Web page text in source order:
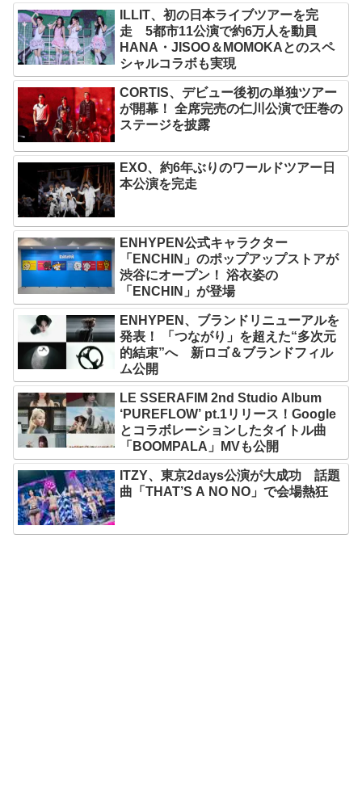
ILLIT、初の日本ライブツアーを完
走 5都市11公演で約6万人を動員
HANA・JISOO＆MOMOKAとのスペ
シャルコラボも実現
CORTIS、デビュー後初の単独ツアー
が開幕！ 全席完売の仁川公演で圧巻の
ステージを披露
EXO、約6年ぶりのワールドツアー日
本公演を完走
ENHYPEN公式キャラクター
「ENCHIN」のポップアップストアが
渋谷にオープン！ 浴衣姿の
「ENCHIN」が登場
ENHYPEN、ブランドリニューアルを
発表！ 「つながり」を超えた“多次元
的結束”へ 新ロゴ＆ブランドフィル
ム公開
LE SSERAFIM 2nd Studio Album
‘PUREFLOW’ pt.1リリース！Google
とコラボレーションしたタイトル曲
「BOOMPALA」MVも公開
ITZY、東京2days公演が大成功 話題
曲「THAT’S A NO NO」で会場熱狂